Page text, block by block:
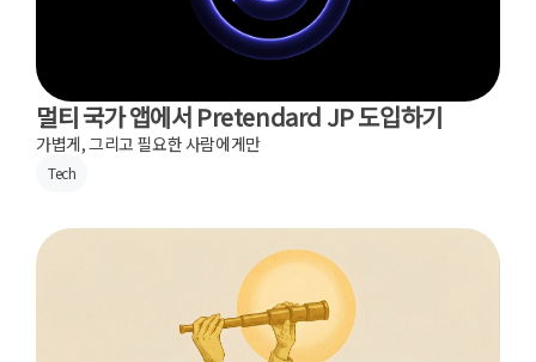
멀티 국가 앱에서 Pretendard JP 도입하기
가볍게, 그리고 필요한 사람에게만
Tech